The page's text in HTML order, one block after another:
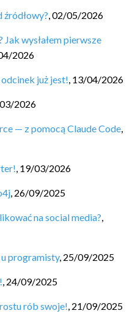
źródłowy?,02/05/2026
wysłałem pierwsze
2026
już jest!, 13/04/2026
2026
— z pomocą Claude Code,
, 19/03/2026
, 26/09/2025
na social media?,
programisty, 25/09/2025
, 24/09/2025
rób swoje!, 21/09/2025